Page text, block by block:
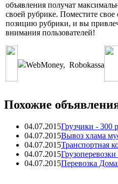
объявления получат
своей рубрике. Поместите
позицию рубрики, и вы
внимания пользователей!
WebMoney, Robokassa
Похожие
04.07.2015Грузчики - 300
04.07.2015Вывоз хлама
04.07.2015Транспортная
04.07.2015
04.07.2015Перевозка